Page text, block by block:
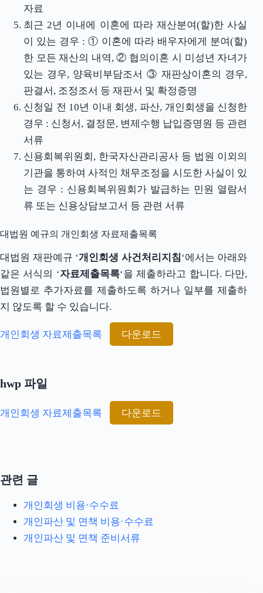
자료
최근 2년 이내에 이혼에 따라 재산분여(할)한 사실
이 있는 경우 : ① 이혼에 따라 배우자에게 분여(할)
한 모든 재산의 내역, ② 협의이혼 시 미성년 자녀가
있는 경우, 양육비부담조서 ③ 재판상이혼의 경우,
판결서, 조정조서 등 재판서 및 확정증명
신청일 전 10년 이내 회생, 파산, 개인회생을 신청한
경우 : 신청서, 결정문, 변제수행 납입증명원 등 관련
서류
신용회복위원회, 한국자산관리공사 등 법원 이외의
기관을 통하여 사적인 채무조정을 시도한 사실이 있
는 경우 : 신용회복위원회가 발급하는 민원 열람서
류 또는 신용상담보고서 등 관련 서류
대법원 예규의 개인회생 자료제출목록
대법원 재판예규 ‘개인회생 사건처리지침‘에서는 아래와
같은 서식의 ‘자료제출목록‘을 제출하라고 합니다. 다만,
법원별로 추가자료를 제출하도록 하거나 일부를 제출하
지 않도록 할 수 있습니다.
개인회생 자료제출목록 다운로드
hwp 파일
개인회생 자료제출목록 다운로드
관련 글
개인회생 비용·수수료
개인파산 및 면책 비용·수수료
개인파산 및 면책 준비서류